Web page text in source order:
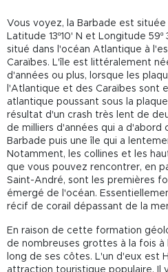
Vous voyez, la Barbade est
Latitude 13º10' N et Longitude 59º
situé dans l'océan Atlantique à
Caraïbes. L'île est littéralement
d'années ou plus, lorsque les
l'Atlantique et des Caraïbes sont
atlantique poussant sous la
résultat d'un crash très lent de
de milliers d'années qui a d'abord
Barbade puis une île qui a
Notamment, les collines et les
que vous pouvez rencontrer, en
Saint-André, sont les premières
émergé de l'océan.
récif de corail dépassant de la
En raison de cette formation
de nombreuses grottes à la fois
long de ses côtes. L'un d'eux est
attraction touristique populaire. Il